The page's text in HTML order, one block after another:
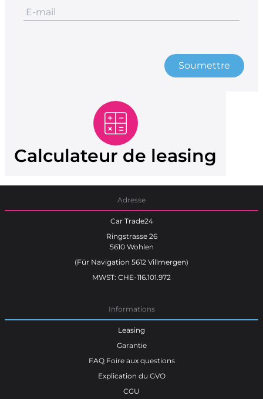
Soumettre
Calculateur de leasing
Adresse
Car Trade24
Ringstrasse 26
5610 Wohlen
(Für Navigation 5612 Villmergen)
MWST: CHE-116.101.972
Informations
Leasing
Garantie
FAQ Foire aux questions
Explication du GVO
CGU